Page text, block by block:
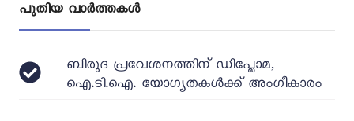
പുതിയ വാർത്തകൾ
ബിരുദ പ്രവേശനത്തിന് ഡിപ്ലോമ,
ഐ.ടി.ഐ. യോഗ്യതകൾക്ക് അംഗീകാരം